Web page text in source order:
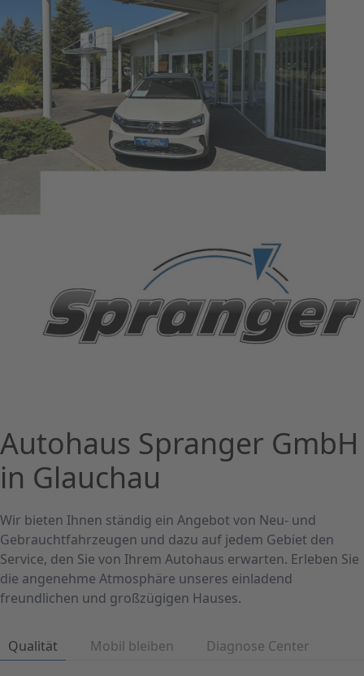
Autohaus Spranger GmbH
in Glauchau
Wir bieten Ihnen ständig ein Angebot von Neu- und
Gebrauchtfahrzeugen und dazu auf jedem Gebiet den
Service, den Sie von Ihrem Autohaus erwarten. Erleben Sie
die angenehme Atmosphäre unseres einladend
freundlichen und großzügigen Hauses.
Qualität Mobil bleiben Diagnose Center